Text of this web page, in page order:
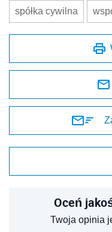
spółka cywilna
Oceń
Twoja opinia